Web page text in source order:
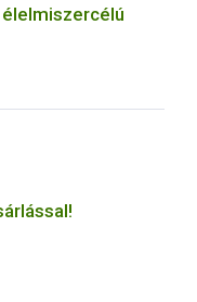
élelmiszercélú